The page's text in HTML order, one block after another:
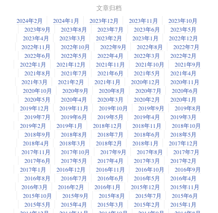
*
新的命名方案的一个小的缺点是接口名称相比传统名称有点难以阅读。例
如，你可能会发现像enp0s3名字。再者，你再也无法来控制接口名了。
如果由于某种原因，你喜欢旧的方式，并希望能够选择任意名称分配给
CentOS/ RHEL7的设备，你需要重写默认的可预测的命名规则，定义基于
MAC地址udev规则。
下面是如何在CentOS或RHEL7命名网络接口。
首先，让我们来禁用该可预测命名规则。对于这一点，你可以在启动时传
递“net.ifnames=0”的内核参数。这是通过编辑/etc/default/grub并加
身，发展成一系列的Docker容器，它可以支持用最小的开销部署一个系
统。这个被称为"
Atomic项目
"的计划还处于早期阶段，红帽公司准备首先将
它部署在他的Fedora Linux发行版，仅仅当做对前沿技术的测试。
2. Systemd
引入systemd进程管理器可能引起系统管理员和Linux专家之间激烈的争论。
systemd就被开发用于替代自专用Unix出现以来就在使用的init系统，它使得
启动过程中装载服务更加高效。
因为systemd可能会带来一些不适，红帽公司没有马上在RHEL上使用
systemd。早在2010发布的Fedora版本15就已经包含了systemd作为默认项
目，这给了红帽公司一次很好的了解systemd在真实世界的运行的经验。同
样，systemd也没有孤立地加入RHEL 7，而是作为这个OS大计划的一部
分。例如，红帽公司希望通过使用systemd加强对RHEL 7中Docker容器的支
3. 默认使用 XFS
第3个主要的改变是使XFS成为RHEL默认的文件系统，尽管这可能不那么引
人瞩目。
最初由Silicon Graphics International（硅谷图形公司）创建的XFS在Linux系
文章归档
2024年2月 2024年1月 2023年12月 2023年11月
2023年10月
2023年9月
2023年8月 2023年7月 2023年6月
2023年5月
2023年4月
2023年3月 2023年2月 2023年1月
2022年12月
2022年11月
2022年10月 2022年9月 2022年8月
2022年7月
2022年6月
2022年5月 2022年4月 2022年3月
2022年2月
2022年1月
2021年12月 2021年11月 2021年10月
2021年9月
2021年8月
2021年7月 2021年6月 2021年5月
2021年4月
2021年3月
2021年2月 2021年1月 2020年12月
2020年11月
2020年10月
2020年9月 2020年8月 2020年7月
2020年6月
2020年5月
2020年4月 2020年3月 2020年2月
2020年1月
2019年12月
2019年11月 2019年10月 2019年9月
2019年8月
2019年7月
2019年6月 2019年5月 2019年4月
2019年3月
2019年2月
2019年1月 2018年12月 2018年11月
2018年10月
2018年9月
2018年8月 2018年7月 2018年6月
2018年5月
2018年4月
2018年3月 2018年2月 2018年1月
2017年12月
2017年11月
2017年10月 2017年9月 2017年8月
2017年7月
2017年6月
2017年5月 2017年4月 2017年3月
2017年2月
2017年1月
2016年12月 2016年11月 2016年10月
2016年9月
2016年8月
2016年7月 2016年6月 2016年5月
2016年4月
2016年3月
2016年2月 2016年1月 2015年12月
2015年11月
2015年10月
2015年9月 2015年8月 2015年7月
2015年6月
2015年5月
2015年4月 2015年3月 2015年2月
2015年1月